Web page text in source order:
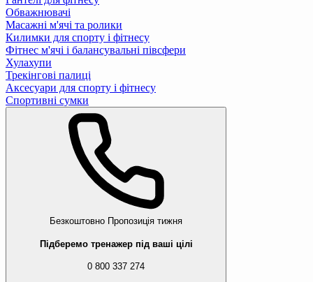
Обважнювачі
Масажні м'ячі та ролики
Килимки для спорту і фітнесу
Фітнес м'ячі і балансувальні півсфери
Хулахупи
Трекінгові палиці
Аксесуари для спорту і фітнесу
Спортивні сумки
Безкоштовно Пропозиція тижня
Підберемо тренажер під ваші цілі
0 800 337 274